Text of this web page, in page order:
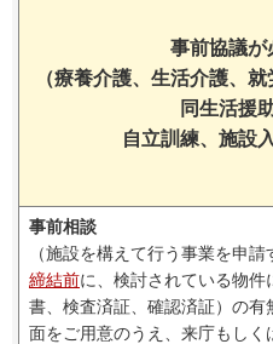
事前協議が
（療養介護、生活介護、
同生活援
自立訓練、
事前相談
（施設を構えて行う事業を申請
締結前に、検討されている物
書、検査済証、確認済証）の有
面をご用意のうえ、来庁もしく